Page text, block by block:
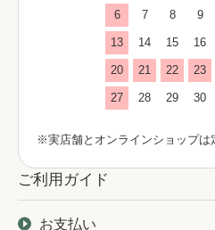
6 7 8 9
13 14 15 16
20 21 22 23
27 28 29 30
※実店舗とオンラインショップは
ご利用ガイド
お支払い